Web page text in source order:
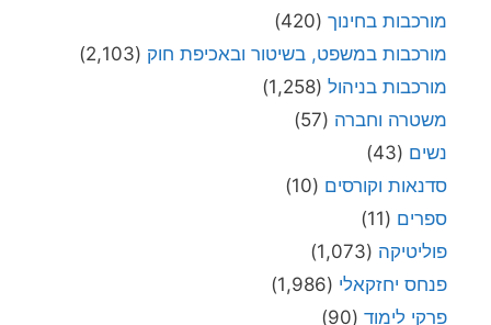
מורכבות בחינוך (420)
מורכבות במשפט, בשיטור ובאכיפת חוק (2,103)
מורכבות בניהול (1,258)
משטרה וחברה (57)
נשים (43)
סדנאות וקורסים (10)
ספרים (11)
פוליטיקה (1,073)
פנחס יחזקאלי (1,986)
פרקי לימוד (90)